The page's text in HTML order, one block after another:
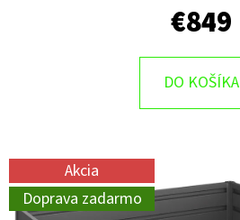
€849
DO KOŠÍKA
Akcia
Doprava zadarmo